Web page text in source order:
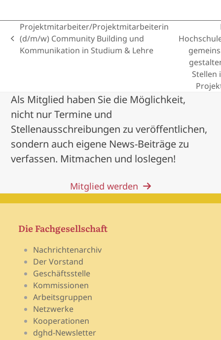
previous
post:
Projektmitarbeiter/Projektmitarbeiterin
(d/m/w) Community Building und
Kommunikation in Studium & Lehre
next
post:Stellen
Als Mitglied haben Sie die Möglichkeit,
nicht nur Termine und
Stellenausschreibungen zu veröffentlichen,
sondern auch eigene News-Beiträge zu
verfassen. Mitmachen und loslegen!
Mitglied werden
Die Fachgesellschaft
Nachrichtenarchiv
Der Vorstand
Geschäftsstelle
Kommissionen
Arbeitsgruppen
Netzwerke
Kooperationen
dghd-Newsletter